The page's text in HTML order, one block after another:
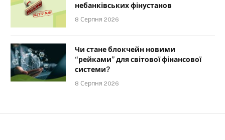
небанківських фінустанов
8 Серпня 2026
Чи стане блокчейн новими
“рейками” для світової фінансової
системи?
8 Серпня 2026